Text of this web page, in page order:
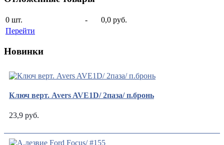
0 шт. -
0,0 руб.
Перейти
Новинки
Ключ верт. Avers AVE1D/ 2паза/ п.бронь
23,9 руб.